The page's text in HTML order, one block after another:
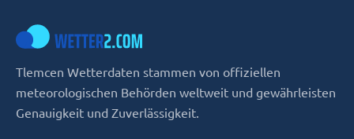
Tlemcen Wetterdaten stammen von offiziellen
meteorologischen Behörden weltweit und gewährleisten
Genauigkeit und Zuverlässigkeit.